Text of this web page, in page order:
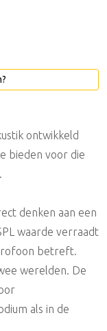
ontwikkeld
bieden voor die
denken aan een
waarde verraadt
betreft.
werelden. De
als in de